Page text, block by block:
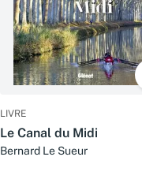
LIVRE
Le Canal du Midi
Bernard Le Sueur